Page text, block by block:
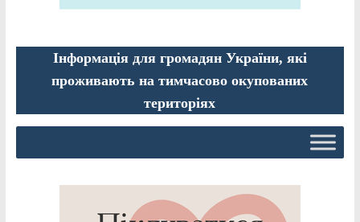
Інформація для громадян України, які
проживають на тимчасово окупованих
територіях